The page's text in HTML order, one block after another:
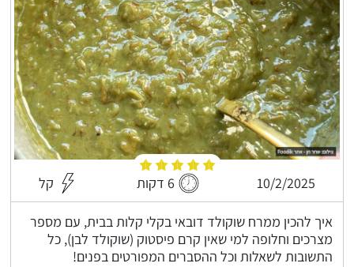
10/2/2025 6 דקות קל
איך להכין ממרח שוקולד דובאי בקלי קלות בבית, עם מספר
מצרכים וחלופה למי שאין קרם פיסטוק (שוקולד לבן), כל
התשובות לשאלות וכל ההסברים המפורטים בפנים!